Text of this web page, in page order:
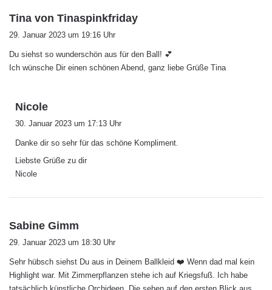
Tina von Tinaspinkfriday
t
:
29. Januar 2023 um 19:16 Uhr
Du siehst so wunderschön aus für den Ball! 💕
Ich wünsche Dir einen schönen Abend, ganz liebe Grüße Tina
Nicole
:
30. Januar 2023 um 17:13 Uhr
Danke dir so sehr für das schöne Kompliment.
Liebste Grüße zu dir
Nicole
Sabine Gimm
t
:
29. Januar 2023 um 18:30 Uhr
Sehr hübsch siehst Du aus in Deinem Ballkleid ❤️ Wenn dad mal kein
Highlight war. Mit Zimmerpflanzen stehe ich auf Kriegsfuß. Ich habe